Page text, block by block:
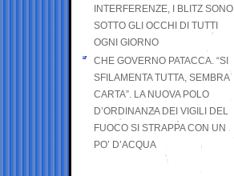
INTERFERENZE, I BLITZ SONO
SOTTO GLI OCCHI DI TUTTI
OGNI GIORNO
CHE GOVERNO PATACCA. “SI
SFILAMENTA TUTTA, SEMBRA
CARTA”. LA NUOVA POLO
D’ORDINANZA DEI VIGILI DEL
FUOCO SI STRAPPA CON UN
PO’ D’ACQUA